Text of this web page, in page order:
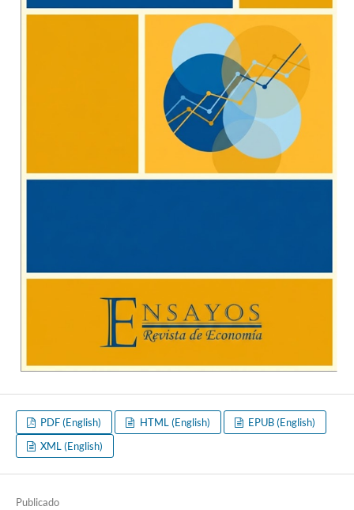
PDF (English) HTML (English)
EPUB (English)
XML (English)
Publicado